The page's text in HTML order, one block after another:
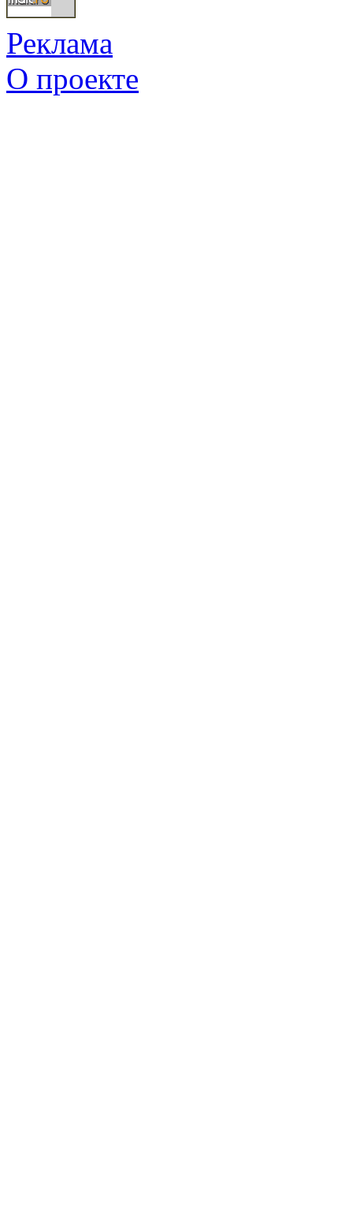
Реклама
О проекте